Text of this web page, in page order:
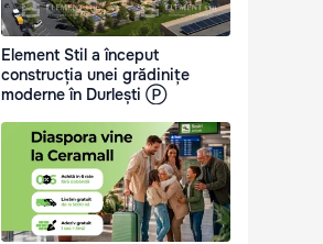
Element Stil a început
construcția unei grădinițe
moderne în Durlești Ⓟ